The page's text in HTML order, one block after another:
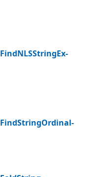
FindNLSStringEx-
FindStringOrdinal-